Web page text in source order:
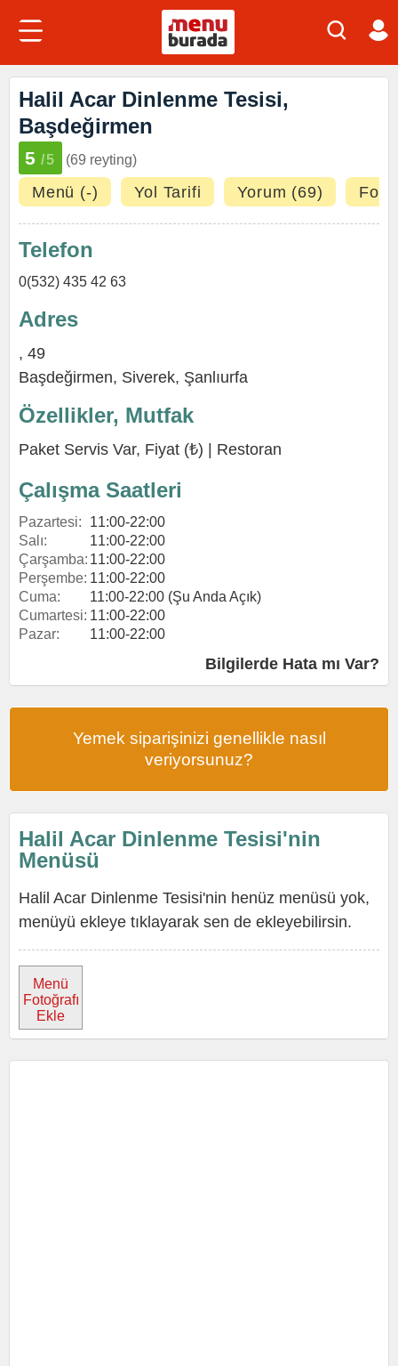
Halil Acar Dinlenme Tesisi,
Başdeğirmen
5 /5 (69 reyting)
Menü (-) Yol Tarifi Yorum (69)
Telefon
0(532) 435 42 63
Adres
, 49
Başdeğirmen, Siverek, Şanlıurfa
Özellikler, Mutfak
Paket Servis Var, Fiyat (₺) | Restoran
Çalışma Saatleri
Pazartesi:
11:00-22:00
Salı:
11:00-22:00
Çarşamba: 11:00-22:00
Perşembe: 11:00-22:00
Cuma:
11:00-22:00 (Şu Anda Açık)
Cumartesi: 11:00-22:00
Pazar:
11:00-22:00
Bilgilerde Hata mı Var?
Yemek siparişinizi genellikle nasıl
veriyorsunuz?
Halil Acar Dinlenme Tesisi'nin
Menüsü
Halil Acar Dinlenme Tesisi'nin henüz menüsü yok,
menüyü ekleye tıklayarak sen de ekleyebilirsin.
Menü
Fotoğrafı
Ekle